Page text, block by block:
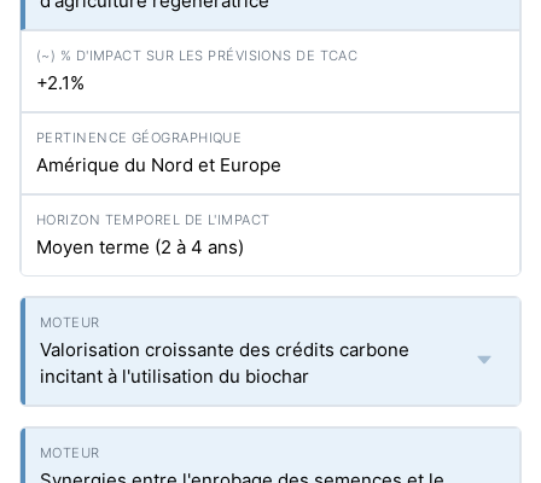
+2.1%
Amérique du Nord et Europe
Moyen terme (2 à 4 ans)
Valorisation croissante des crédits carbone
incitant à l'utilisation du biochar